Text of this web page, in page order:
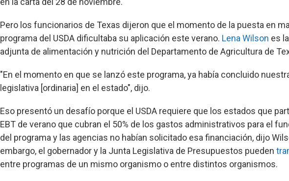
Pero los funcionarios de Texas dijeron que el momento de la puesta en
programa del USDA dificultaba su aplicación este verano. Lena Wilson es
adjunta de alimentación y nutrición del Departamento de Agricultura de
"En el momento en que se lanzó este programa, ya había concluido
legislativa [ordinaria] en el estado", dijo.
Eso presentó un desafío porque el USDA requiere que los estados que
EBT de verano que cubran el 50% de los gastos administrativos para el
del programa y las agencias no habían solicitado esa financiación, dijo
embargo, el gobernador y la Junta Legislativa de Presupuestos pueden
entre programas de un mismo organismo o entre distintos organismos.